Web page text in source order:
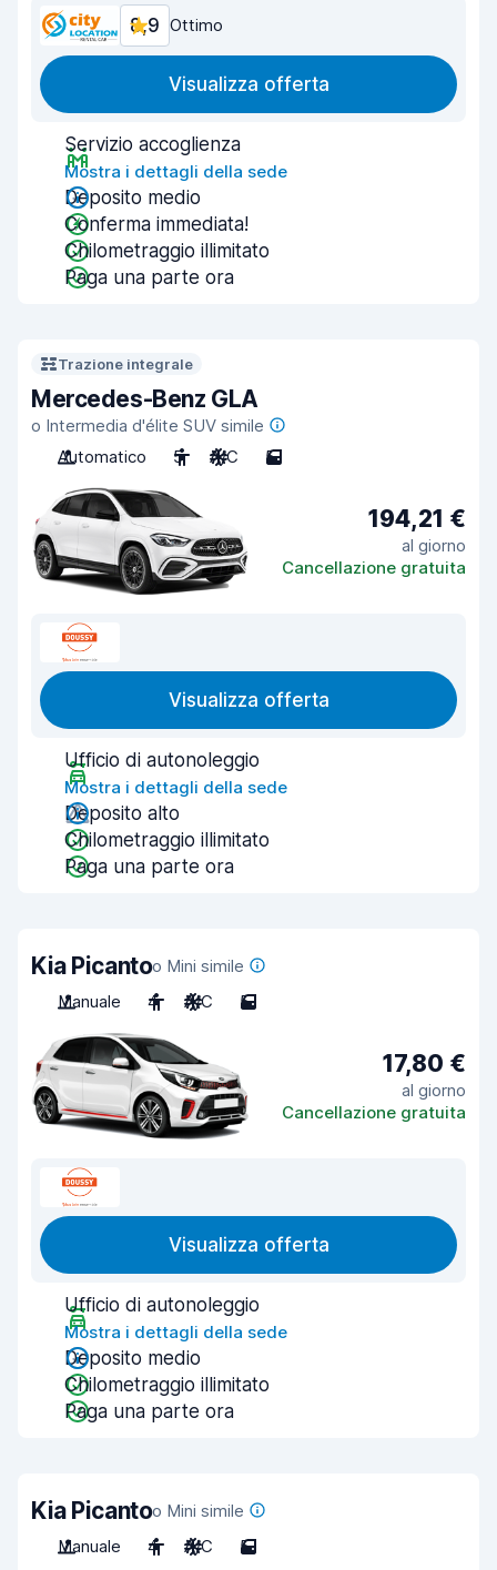
8,9 Ottimo
Visualizza offerta
Servizio accoglienza
Mostra i dettagli della sede
Deposito medio
Conferma immediata!
Chilometraggio illimitato
Paga una parte ora
Trazione integrale
Mercedes-Benz GLA
o Intermedia d'élite SUV simile
Automatico
5 A/C 5
194,21 €
al giorno
Cancellazione gratuita
Visualizza offerta
Ufficio di autonoleggio
Mostra i dettagli della sede
Deposito alto
Chilometraggio illimitato
Paga una parte ora
Kia Picantoo Mini simile
Manuale
4 A/C 5
17,80 €
al giorno
Cancellazione gratuita
Visualizza offerta
Ufficio di autonoleggio
Mostra i dettagli della sede
Deposito medio
Chilometraggio illimitato
Paga una parte ora
Kia Picantoo Mini simile
Manuale
4 A/C 5